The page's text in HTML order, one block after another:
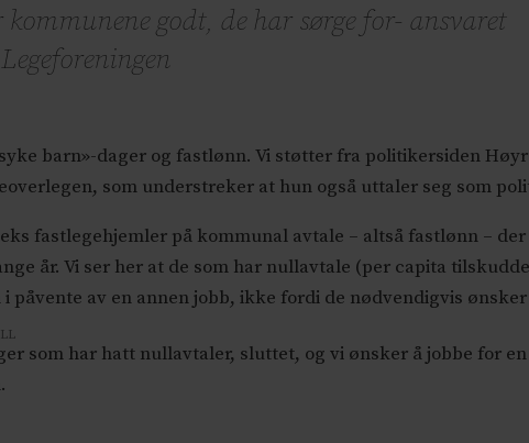
kommunene godt, de har sørge for- ansvaret
barn»-dager og fastlønn. Vi støtter fra politikersiden
som understreker at hun også uttaler seg som
fastlegehjemler på kommunal avtale – altså fastlønn –
år. Vi ser her at de som har nullavtale (per capita
påvente av en annen jobb, ikke fordi de nødvendigvis
som har hatt nullavtaler, sluttet, og vi ønsker å jobbe for